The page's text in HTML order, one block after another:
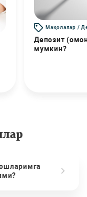
Мақолалар /
Депозит
мумкин?